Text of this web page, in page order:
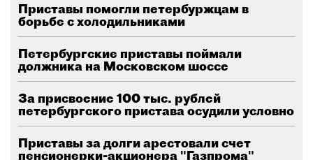
Приставы помогли петербуржцам в
борьбе с холодильниками
Петербургские приставы поймали
должника на Московском шоссе
За присвоение 100 тыс. рублей
петербургского пристава осудили условно
Приставы за долги арестовали счет
пенсионерки-акционера "Газпрома"